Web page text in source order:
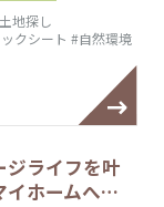
地探し
クシート #自然環境
ジライフを叶
イホームへ…